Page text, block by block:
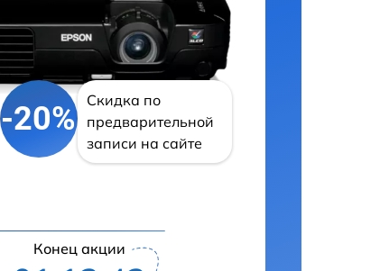
-20%
Скидка по
предварительной
записи на сайте
Конец акции